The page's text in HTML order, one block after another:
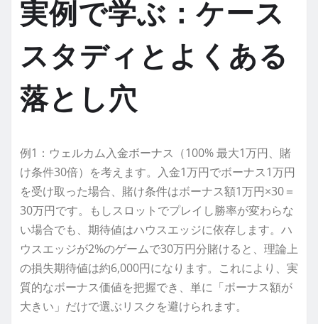
実例で学ぶ：ケース
スタディとよくある
落とし穴
例1：ウェルカム入金ボーナス（100% 最大1万円、賭
け条件30倍）を考えます。入金1万円でボーナス1万円
を受け取った場合、賭け条件はボーナス額1万円×30＝
30万円です。もしスロットでプレイし勝率が変わらな
い場合でも、期待値はハウスエッジに依存します。ハ
ウスエッジが2%のゲームで30万円分賭けると、理論上
の損失期待値は約6,000円になります。これにより、実
質的なボーナス価値を把握でき、単に「ボーナス額が
大きい」だけで選ぶリスクを避けられます。